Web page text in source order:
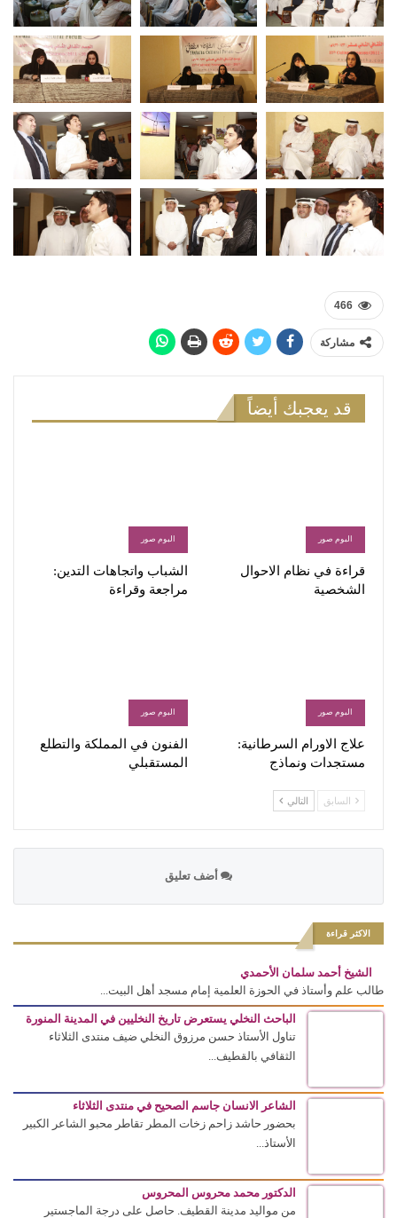
466
مشاركة
قد يعجبك أيضاً
البوم صور
قراءة في نظام الاحوال
الشخصية
البوم صور
الشباب واتجاهات التدين:
مراجعة وقراءة
البوم صور
علاج الاورام السرطانية:
مستجدات ونماذج
البوم صور
الفنون في المملكة والتطلع
المستقبلي
السابق التالي
أضف تعليق
الاكثر قراءة
الشيخ أحمد سلمان الأحمدي
طالب علم وأستاذ في الحوزة العلمية إمام مسجد أهل البيت...
الباحث النخلي يستعرض تاريخ النخليين في المدينة المنورة
تناول الأستاذ حسن مرزوق النخلي ضيف منتدى الثلاثاء
الثقافي بالقطيف...
الشاعر الانسان جاسم الصحيح في منتدى الثلاثاء
بحضور حاشد زاحم زخات المطر تقاطر محبو الشاعر الكبير
الأستاذ...
الدكتور محمد محروس المحروس
من مواليد مدينة القطيف. حاصل على درجة الماجستير